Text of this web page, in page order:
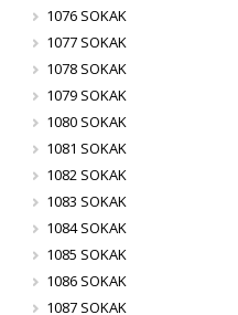
1076 SOKAK
1077 SOKAK
1078 SOKAK
1079 SOKAK
1080 SOKAK
1081 SOKAK
1082 SOKAK
1083 SOKAK
1084 SOKAK
1085 SOKAK
1086 SOKAK
1087 SOKAK